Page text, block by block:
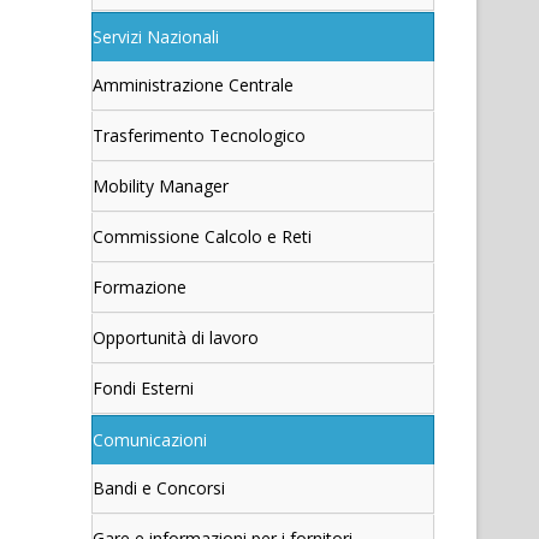
Servizi Nazionali
Amministrazione Centrale
Trasferimento Tecnologico
Mobility Manager
Commissione Calcolo e Reti
Formazione
Opportunità di lavoro
Fondi Esterni
Comunicazioni
Bandi e Concorsi